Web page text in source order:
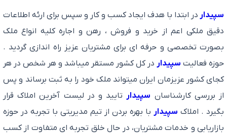
سپیدار در ابتدا با هدف ایجاد کسب و کار و سپس برای ارئه اطلاعات
دقیق ملکی اعم از خرید و فروش ، رهن و اجاره کلیه انواع ملک
بصورت تخصصی و حرفه ای برای مشتریان عزیز راه اندازی گردید .
حوزه فعالیت سپیدار در کل کشور مستقر میباشد و هر شخص در هر
کجای کشور عزیزمان ایران میتواند ملک خود را به ثبت برساند و پس
از بررسی کارشناسان سپیدار تایید و در لیست آخرین املاک قرار
بگیرد . املاک سپیدار با بهره بردن از تیم مدیریتی با تجربه در حوزه
بازاریابی و خدمات مشتریان، در حال خلق تجربه ای متفاوت از کسب